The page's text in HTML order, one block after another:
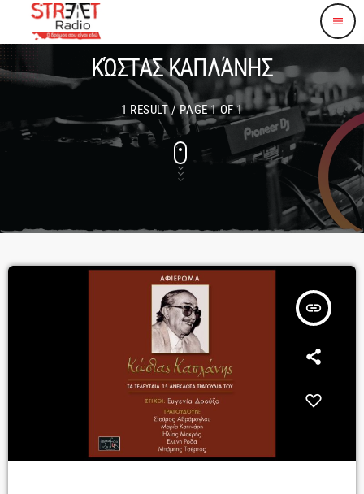
menu
ΚΏΣΤΑΣ ΚΑΠΛΆΝΗΣ
1 RESULT / PAGE 1 OF 1
insert_link